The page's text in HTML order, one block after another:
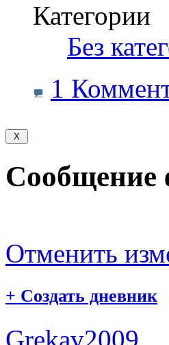
Категории
Без
1
Сообщение
Отменить
+ Создать дневник